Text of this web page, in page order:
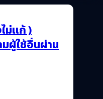
ม่แก้ )
มผู้ใช้อื่นผ่าน